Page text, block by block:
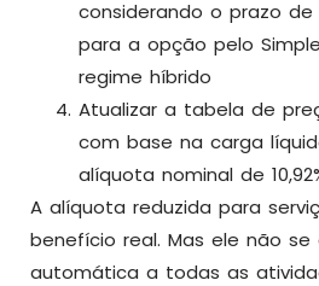
considerando o prazo
para a opção pelo
regime híbrido
Atualizar a tabela de
com base na carga
alíquota nominal de
A alíquota reduzida para
benefício real. Mas ele não
automática a todas as